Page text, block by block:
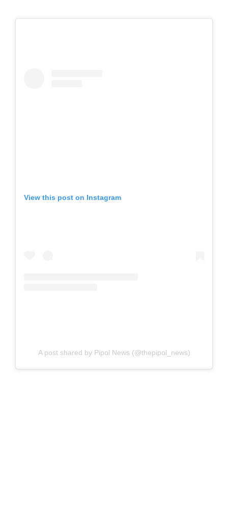
View this post on Instagram
A post shared by Pipol News (@thepipol_news)